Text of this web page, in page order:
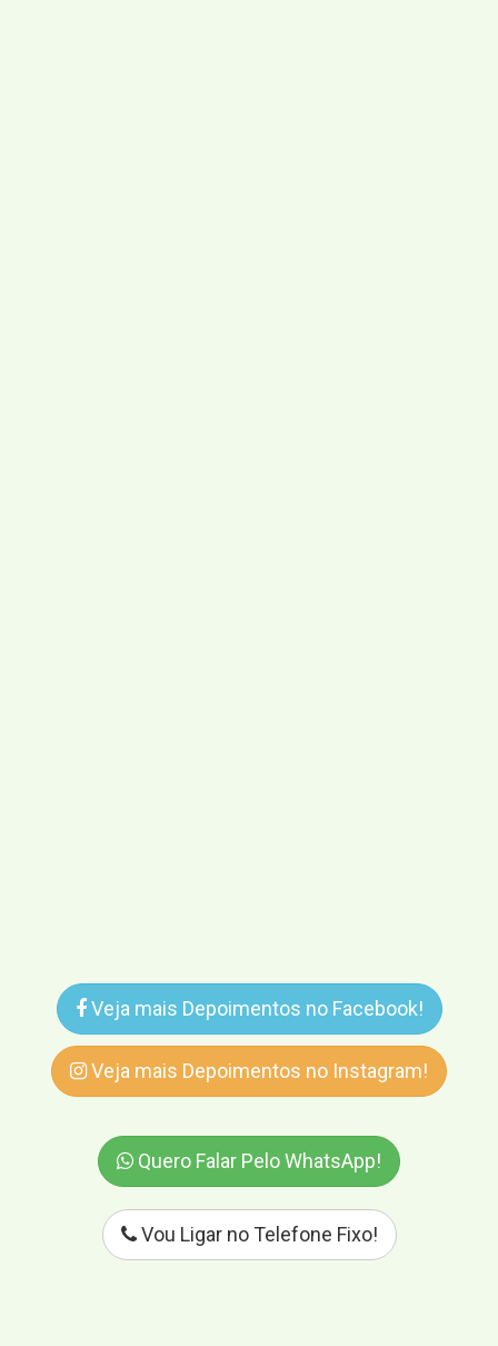
Veja mais Depoimentos no Facebook!
Veja mais Depoimentos no Instagram!
Quero Falar Pelo WhatsApp!
Vou Ligar no Telefone Fixo!